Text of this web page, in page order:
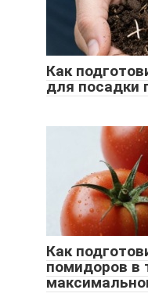
Как
для посадки
Как
помидоров в